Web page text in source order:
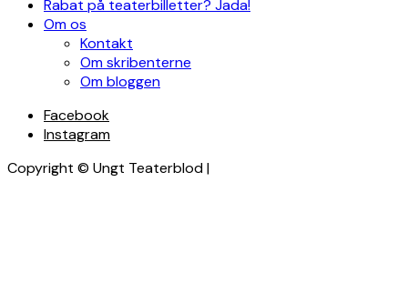
Rabat på teaterbilletter? Jada!
Om os
Kontakt
Om skribenterne
Om bloggen
Facebook
Instagram
Copyright © Ungt Teaterblod |